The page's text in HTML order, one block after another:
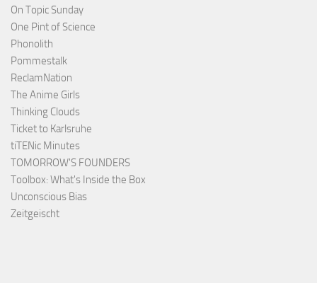
On Topic Sunday
One Pint of Science
Phonolith
Pommestalk
ReclamNation
The Anime Girls
Thinking Clouds
Ticket to Karlsruhe
tiTENic Minutes
TOMORROW'S FOUNDERS
Toolbox: What's Inside the Box
Unconscious Bias
Zeitgeischt